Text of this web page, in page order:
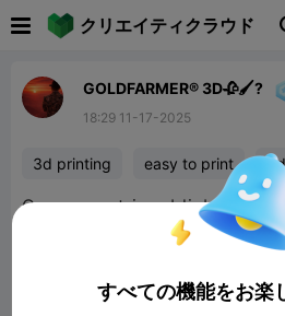
クリエイティクラウド
GOLDFARMER® 3D🥀🖌️?
18:29 11-17-2025
3d printing easy to print
Ce moment inoubliable.
すべての機能をお楽